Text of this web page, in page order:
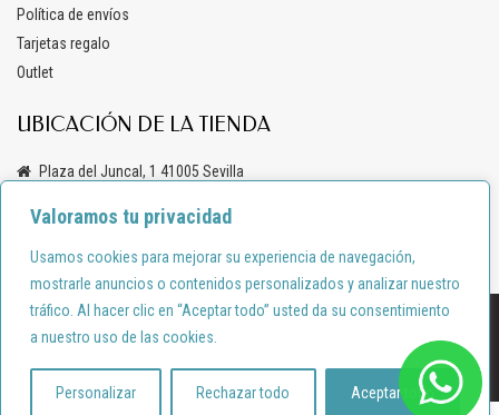
Valoramos tu privacidad
Usamos cookies para mejorar su experiencia de navegación,
mostrarle anuncios o contenidos personalizados y analizar nuestro
tráfico. Al hacer clic en “Aceptar todo” usted da su consentimiento
a nuestro uso de las cookies.
Personalizar Rechazar todo Aceptar todo
Política de envíos
Tarjetas regalo
Outlet
UBICACIÓN DE LA TIENDA
Plaza del Juncal, 1 41005 Sevilla
shortcode.es
© anacondemoda.es 2024